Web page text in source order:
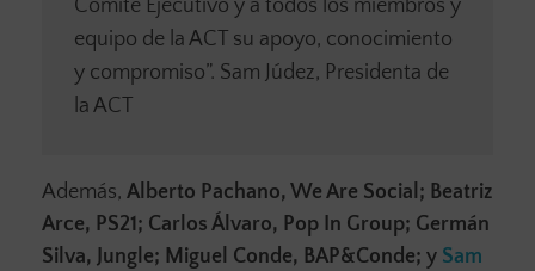
Comité Ejecutivo y a todos los miembros y
equipo de la ACT su apoyo, conocimiento
y compromiso”. Sam Júdez, Presidenta de
la ACT
Además, Alberto Pachano, We Are Social; Beatriz
Arce, PS21; Carlos Álvaro, Pop In Group; Germán
Silva, Jungle; Miguel Conde, BAP&Conde; y Sam